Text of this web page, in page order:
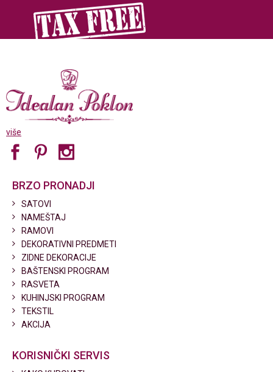
više
BRZO PRONADJI
SATOVI
NAMEŠTAJ
RAMOVI
DEKORATIVNI PREDMETI
ZIDNE DEKORACIJE
BAŠTENSKI PROGRAM
RASVETA
KUHINJSKI PROGRAM
TEKSTIL
AKCIJA
KORISNIČKI SERVIS